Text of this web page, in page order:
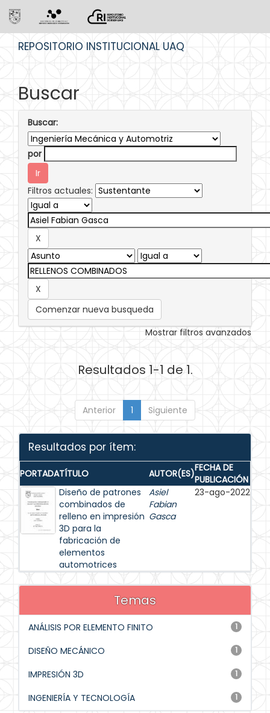
REPOSITORIO INSTITUCIONAL UAQ
Buscar
Buscar:
por
Filtros actuales:
Comenzar nueva busqueda
Mostrar filtros avanzados
Resultados 1-1 de 1.
Anterior 1 Siguiente
Resultados por ítem:
PORTADATÍTULO AUTOR(ES)FECHA DE
PUBLICACIÓN
Diseño de patrones
combinados de
relleno en impresión
3D para la
fabricación de
elementos
automotrices
Asiel
Fabian
Gasca
23-ago-2022
Temas
1
ANÁLISIS POR ELEMENTO FINITO
1
DISEÑO MECÁNICO
1
IMPRESIÓN 3D
1
INGENIERÍA Y TECNOLOGÍA